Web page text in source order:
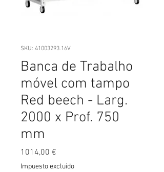
SKU: 41003293.16V
Banca de Trabalho
móvel com tampo
Red beech - Larg.
2000 x Prof. 750
mm
1014,00 €
Impuesto excluido